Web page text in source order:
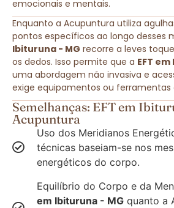
emocionais e mentais.
Enquanto a Acupuntura utiliza
pontos específicos ao longo desses
Ibituruna - MG recorre a leves
os dedos. Isso permite que a EFT
uma abordagem não invasiva e
exige equipamentos ou ferramentas
Semelhanças: EFT em
Acupuntura
Uso dos Meridianos
técnicas baseiam-se nos
energéticos do corpo.
Equilíbrio do Corpo e da
em Ibituruna - MG quanto a